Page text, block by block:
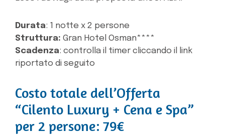
Durata: 1 notte x 2 persone
Struttura: Gran Hotel Osman****
Scadenza: controlla il timer cliccando il link
riportato di seguito
Costo totale dell’Offerta
“Cilento Luxury + Cena e Spa”
per 2 persone: 79€